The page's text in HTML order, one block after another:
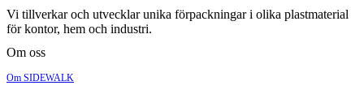
Vi tillverkar och utvecklar unika förpackningar i olika plastmaterial
för kontor, hem och industri.
Om oss
Om SIDEWALK